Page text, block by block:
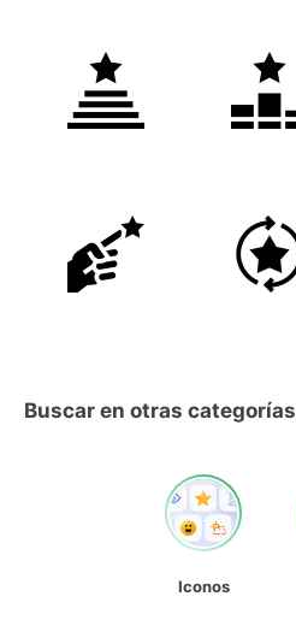
Buscar en otras categorías
Iconos